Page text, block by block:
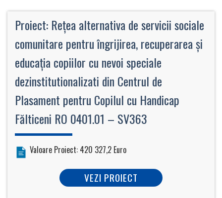
Proiect: Reţea alternativa de servicii sociale
comunitare pentru îngrijirea, recuperarea şi
educaţia copiilor cu nevoi speciale
dezinstitutionalizati din Centrul de
Plasament pentru Copilul cu Handicap
Fălticeni RO 0401.01 – SV363
Valoare Proiect: 420 327,2 Euro
VEZI PROIECT